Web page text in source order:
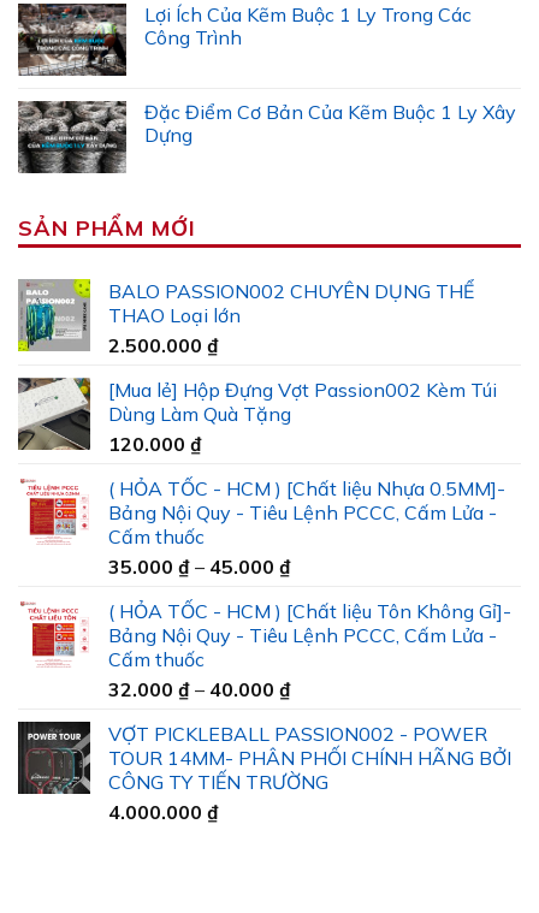
Lợi Ích Của Kẽm Buộc 1 Ly Trong Các
Công Trình
Đặc Điểm Cơ Bản Của Kẽm Buộc 1 Ly Xây
Dựng
SẢN PHẨM MỚI
BALO PASSION002 CHUYÊN DỤNG THỂ
THAO Loại lớn
2.500.000 ₫
[Mua lẻ] Hộp Đựng Vợt Passion002 Kèm Túi
Dùng Làm Quà Tặng
120.000 ₫
( HỎA TỐC - HCM ) [Chất liệu Nhựa 0.5MM]-
Bảng Nội Quy - Tiêu Lệnh PCCC, Cấm Lửa -
Cấm thuốc
35.000 ₫ – 45.000 ₫Khoảng
từ
35.000 ₫
45.000 ₫
( HỎA TỐC - HCM ) [Chất liệu Tôn Không Gỉ]-
Bảng Nội Quy - Tiêu Lệnh PCCC, Cấm Lửa -
Cấm thuốc
32.000 ₫ – 40.000 ₫Khoảng
từ
32.000 ₫
đến
VỢT PICKLEBALL PASSION002 - POWER
TOUR 14MM- PHÂN PHỐI CHÍNH HÃNG BỞI
CÔNG TY TIẾN TRƯỜNG
4.000.000 ₫